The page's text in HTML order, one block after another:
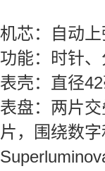
机芯：自动上
功能：时针、
表壳：直径
表盘：两片
片，围绕数